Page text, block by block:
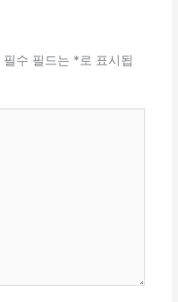
필수 필드는 *로 표시됩